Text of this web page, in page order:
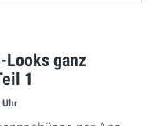
Looks ganz
1
Uhr